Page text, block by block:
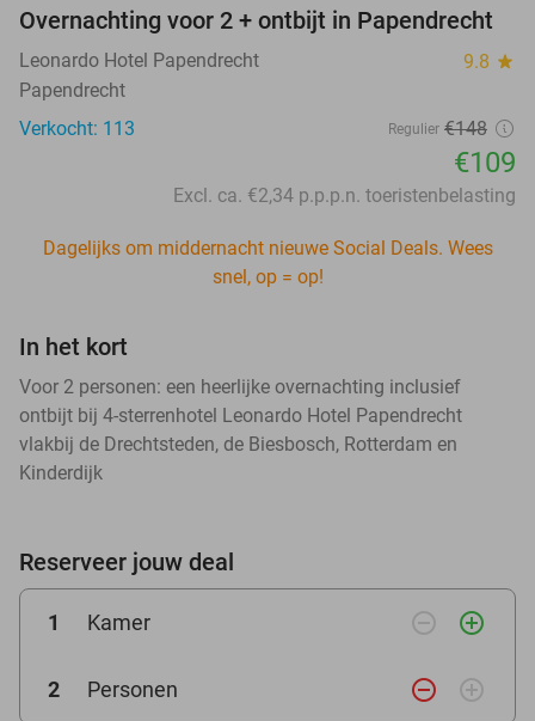
Overnachting voor 2 + ontbijt in Papendrecht
Leonardo Hotel Papendrecht 9.8 star
Papendrecht
Verkocht: 113
Regulier €148
€109
Excl. ca. €2,34 p.p.p.n. toeristenbelasting
Dagelijks om middernacht nieuwe Social Deals. Wees
snel, op = op!
In het kort
Voor 2 personen: een heerlijke overnachting inclusief
ontbijt bij 4-sterrenhotel Leonardo Hotel Papendrecht
vlakbij de Drechtsteden, de Biesbosch, Rotterdam en
Kinderdijk
Reserveer jouw deal
1 Kamer remove_circle_outline add_circle_outline
2 Personen remove_circle_outline add_circle_outline